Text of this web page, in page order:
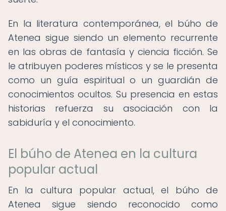
En la literatura contemporánea, el búho de
Atenea sigue siendo un elemento recurrente
en las obras de fantasía y ciencia ficción. Se
le atribuyen poderes místicos y se le presenta
como un guía espiritual o un guardián de
conocimientos ocultos. Su presencia en estas
historias refuerza su asociación con la
sabiduría y el conocimiento.
El búho de Atenea en la cultura
popular actual
En la cultura popular actual, el búho de
Atenea sigue siendo reconocido como